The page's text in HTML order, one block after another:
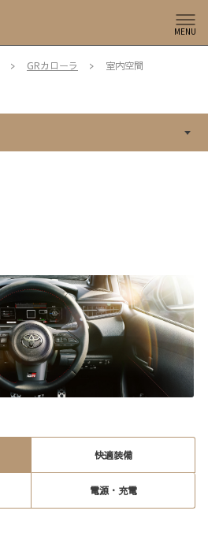
MENU
GRカローラ 室内空間
快適装備
電源・充電